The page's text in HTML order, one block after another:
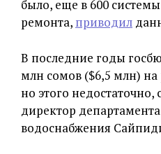
было, еще в 600
ремонта, приводил
В последние годы
млн сомов ($6,5 млн)
но этого
директор
водоснабжения